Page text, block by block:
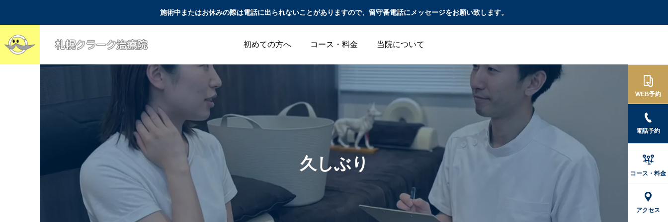
施術中またはお休みの際は電話に出られないことがありますので、留守番電話にメッセージをお願い致します。
初めての方へ コース・料金 当院について
坐骨神経痛の治りかけ
サインが出たら？悪化
よく聞かれる質問
突然の激痛で「今すぐ
診てほしい！」と焦っ
ている方へ〜お電話が
繋がらない理由と、一
腰痛改善の家トレで逆
効果？筋肉痛と肉離れ
（筋挫傷）の違いと安
全なアプローチ
夏の「冷房冷え」と
「寒暖差」で悪化する
肩こり・頭痛の原因と
は？｜札幌の鍼灸院が
腰痛
夕方になると肩が鉛の
ように重い…札幌の寒
暖差と「真っ白な舌」
が教える自律神経疲労

WEB予約
電話予約

コース・料金
アクセス
久しぶり